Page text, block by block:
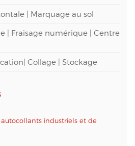
| Marquage au sol
| Fraisage numérique | Centre
Collage | Stockage
autocollants industriels et de